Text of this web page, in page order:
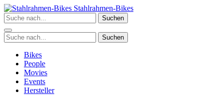
Zum
Inhalt
springen
Stahlrahmen-Bikes
Suchen
Suchen
Bikes
People
Movies
Events
Hersteller